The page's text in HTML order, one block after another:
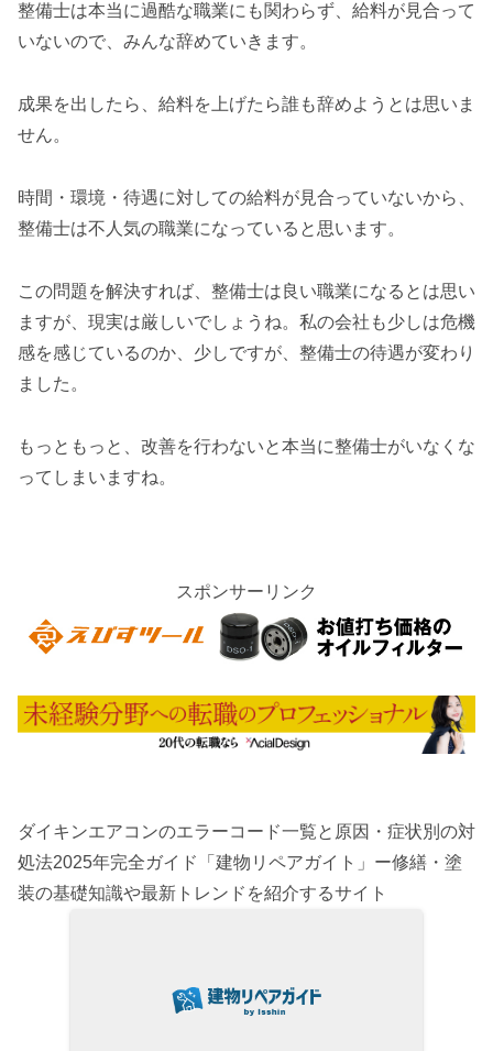
整備士は本当に過酷な職業にも関わらず、給料が見合って
いないので、みんな辞めていきます。
成果を出したら、給料を上げたら誰も辞めようとは思いま
せん。
時間・環境・待遇に対しての給料が見合っていないから、
整備士は不人気の職業になっていると思います。
この問題を解決すれば、整備士は良い職業になるとは思い
ますが、現実は厳しいでしょうね。私の会社も少しは危機
感を感じているのか、少しですが、整備士の待遇が変わり
ました。
もっともっと、改善を行わないと本当に整備士がいなくな
ってしまいますね。
スポンサーリンク
ダイキンエアコンのエラーコード一覧と原因・症状別の対
処法2025年完全ガイド「建物リペアガイト」ー修繕・塗
装の基礎知識や最新トレンドを紹介するサイト